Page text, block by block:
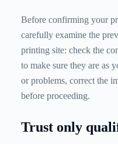
Before confirming your
carefully examine the
printing site: check the
to make sure they are as
or problems, correct the
before proceeding.
Trust only